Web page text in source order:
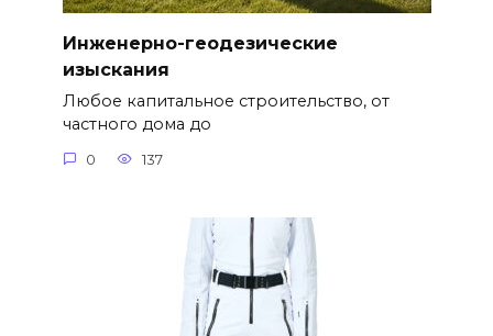
Инженерно-геодезические
изыскания
Любое капитальное строительство, от
частного дома до
0 137